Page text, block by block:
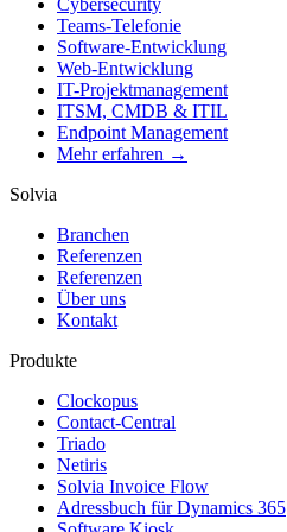
Teams-Telefonie
Software-Entwicklung
Web-Entwicklung
IT-Projektmanagement
ITSM, CMDB & ITIL
Endpoint Management
Mehr erfahren →
Solvia
Branchen
Referenzen
Referenzen
Über uns
Kontakt
Produkte
Clockopus
Contact-Central
Triado
Netiris
Solvia Invoice Flow
Adressbuch für Dynamics 365